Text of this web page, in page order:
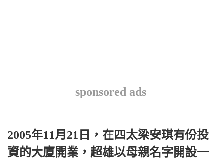
sponsored ads
2005年11月21日，在四太梁安琪有份投
資的大廈開業，超雄以母親名字開設一